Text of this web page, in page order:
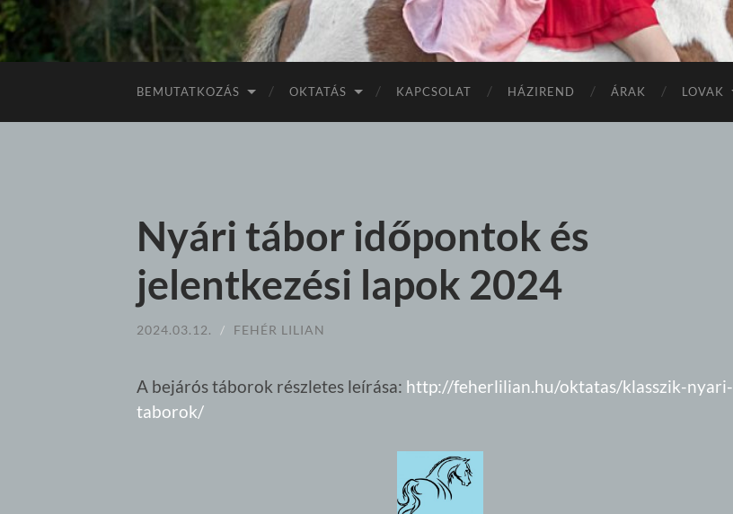
BEMUTATKOZÁS OKTATÁS KAPCSOLAT HÁZIREND ÁRAK LOVAK
Nyári tábor időpontok és
jelentkezési lapok 2024
2024.03.12. / FEHÉR LILIAN
A bejárós táborok részletes leírása: http://feherlilian.hu/oktatas/klasszik-nyari-
taborok/